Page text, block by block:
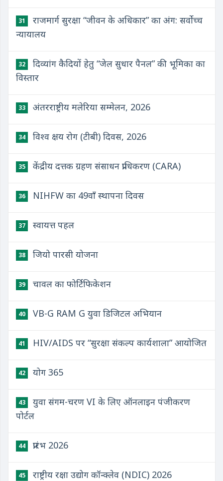
31
राजमार्ग सुरक्षा “जीवन के अधिकार” का अंग: सर्वोच्च
न्यायालय
32
दिव्यांग कैदियों हेतु “जेल सुधार पैनल” की भूमिका का
विस्तार
33 अंतरराष्ट्रीय मलेरिया सम्मेलन, 2026
34 विश्व क्षय रोग (टीबी) दिवस, 2026
35 केंद्रीय दत्तक ग्रहण संसाधन प्राधिकरण (CARA)
36 NIHFW का 49वाँ स्थापना दिवस
37 स्वायत्त पहल
38 जियो पारसी योजना
39 चावल का फोर्टिफिकेशन
40 VB-G RAM G युवा डिजिटल अभियान
41 HIV/AIDS पर “सुरक्षा संकल्प कार्यशाला” आयोजित
42 योग 365
43
युवा संगम-चरण VI के लिए ऑनलाइन पंजीकरण
पोर्टल
44 प्रारंभ 2026
45 राष्ट्रीय रक्षा उद्योग कॉन्क्लेव (NDIC) 2026